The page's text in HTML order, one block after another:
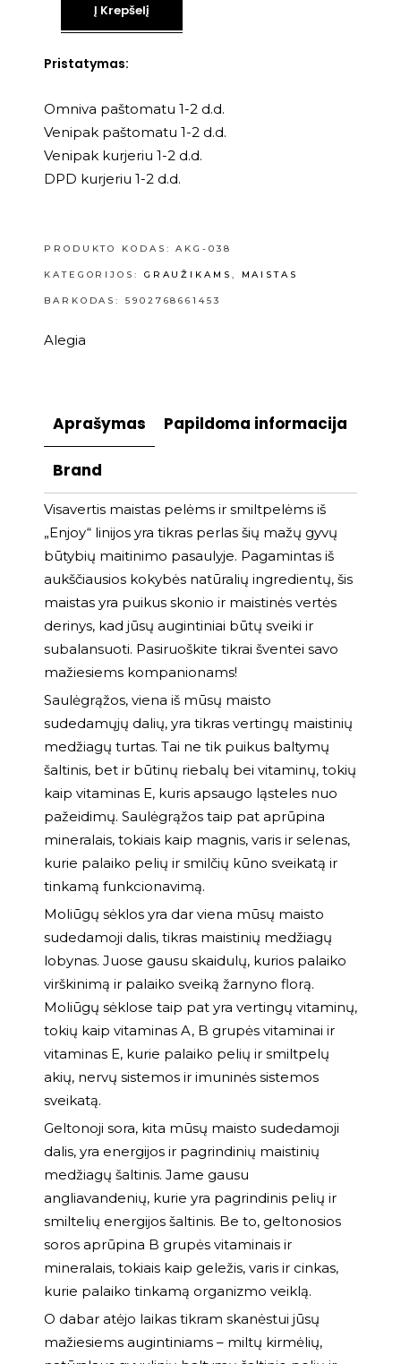
Į Krepšelį
Pristatymas:
Omniva paštomatu 1-2 d.d.
Venipak paštomatu 1-2 d.d.
Venipak kurjeriu 1-2 d.d.
DPD kurjeriu 1-2 d.d.
PRODUKTO KODAS:AKG-038
KATEGORIJOS: GRAUŽIKAMS , MAISTAS
BARKODAS: 5902768661453
Alegia
Aprašymas Papildoma informacija
Brand
Visavertis maistas pelėms ir smiltpelėms iš
„Enjoy“ linijos yra tikras perlas šių mažų gyvų
būtybių maitinimo pasaulyje. Pagamintas iš
aukščiausios kokybės natūralių ingredientų, šis
maistas yra puikus skonio ir maistinės vertės
derinys, kad jūsų augintiniai būtų sveiki ir
subalansuoti. Pasiruoškite tikrai šventei savo
mažiesiems kompanionams!
Saulėgrąžos, viena iš mūsų maisto
sudedamųjų dalių, yra tikras vertingų maistinių
medžiagų turtas. Tai ne tik puikus baltymų
šaltinis, bet ir būtinų riebalų bei vitaminų, tokių
kaip vitaminas E, kuris apsaugo ląsteles nuo
pažeidimų. Saulėgrąžos taip pat aprūpina
mineralais, tokiais kaip magnis, varis ir selenas,
kurie palaiko pelių ir smilčių kūno sveikatą ir
tinkamą funkcionavimą.
Moliūgų sėklos yra dar viena mūsų maisto
sudedamoji dalis, tikras maistinių medžiagų
lobynas. Juose gausu skaidulų, kurios palaiko
virškinimą ir palaiko sveiką žarnyno florą.
Moliūgų sėklose taip pat yra vertingų vitaminų,
tokių kaip vitaminas A, B grupės vitaminai ir
vitaminas E, kurie palaiko pelių ir smiltpelų
akių, nervų sistemos ir imuninės sistemos
sveikatą.
Geltonoji sora, kita mūsų maisto sudedamoji
dalis, yra energijos ir pagrindinių maistinių
medžiagų šaltinis. Jame gausu
angliavandenių, kurie yra pagrindinis pelių ir
smiltelių energijos šaltinis. Be to, geltonosios
soros aprūpina B grupės vitaminais ir
mineralais, tokiais kaip geležis, varis ir cinkas,
kurie palaiko tinkamą organizmo veiklą.
O dabar atėjo laikas tikram skanėstui jūsų
mažiesiems augintiniams – miltų kirmėlių,